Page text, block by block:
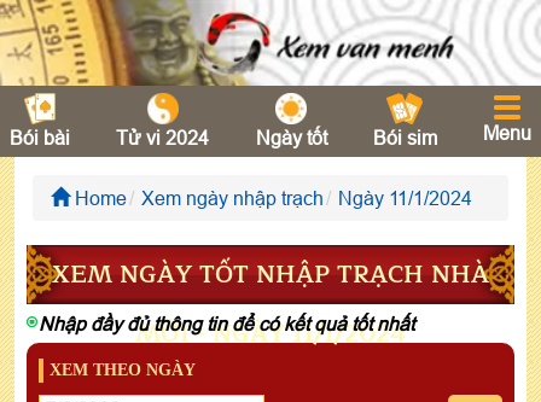
Bói bài Tử vi 2024 Ngày tốt Bói sim Menu
Home Xem ngày nhập trạch Ngày 11/1/2024
XEM NGÀY TỐT NHẬP TRẠCH NHÀ
MỚI - NGÀY 11/1/2024
Nhập đầy đủ thông tin để có kết quả tốt nhất
XEM THEO NGÀY